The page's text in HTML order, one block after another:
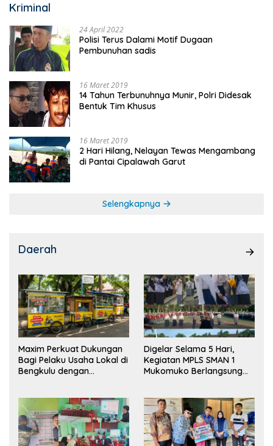
Kriminal
24 April 2022
Polisi Terus Dalami Motif Dugaan
Pembunuhan sadis
16 Maret 2019
14 Tahun Terbunuhnya Munir, Polri Didesak
Bentuk Tim Khusus
16 Maret 2019
2 Hari Hilang, Nelayan Tewas Mengambang
di Pantai Cipalawah Garut
Selengkapnya
Daerah
Maxim Perkuat Dukungan
Bagi Pelaku Usaha Lokal di
Bengkulu dengan
Pasar
Digelar Selama 5 Hari,
Kegiatan MPLS SMAN 1
Mukomuko Berlangsung